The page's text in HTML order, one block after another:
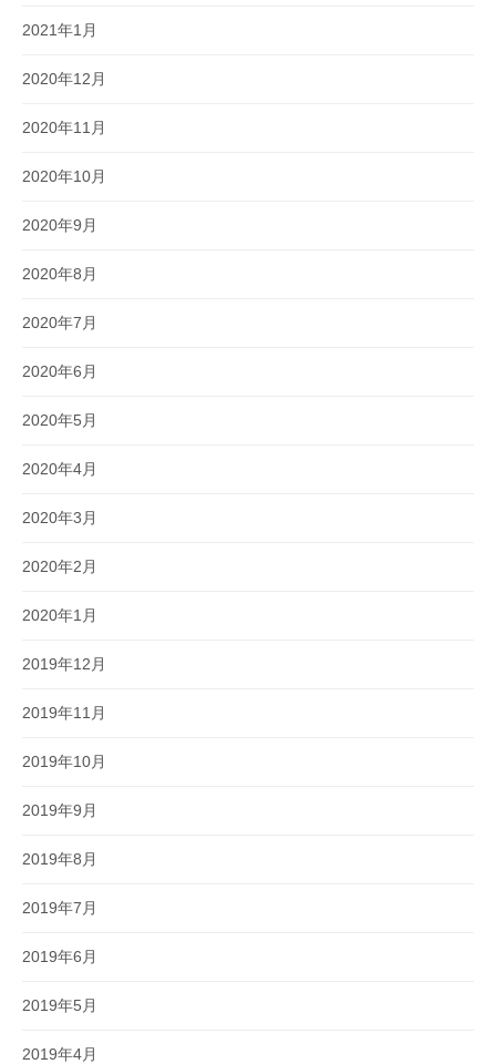
2021年1月
2020年12月
2020年11月
2020年10月
2020年9月
2020年8月
2020年7月
2020年6月
2020年5月
2020年4月
2020年3月
2020年2月
2020年1月
2019年12月
2019年11月
2019年10月
2019年9月
2019年8月
2019年7月
2019年6月
2019年5月
2019年4月